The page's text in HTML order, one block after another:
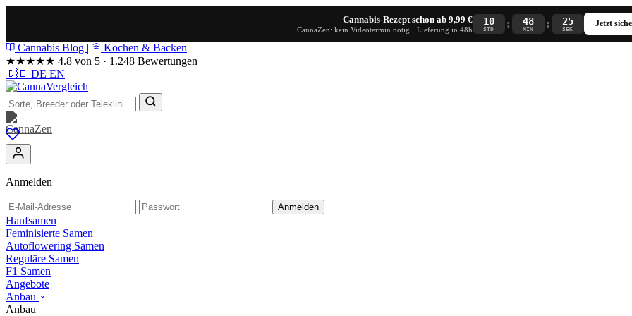
Cannabis-Rezept schon ab 9,99 €
CannaZen: kein Videotermin nötig · Lieferung in 48h
10
STD : 48
MIN : 24
SEK
Jetzt
Cannabis Blog |
Kochen & Backen
★★★★★ 4.8 von 5 · 1.248 Bewertungen
🇩🇪 DE EN
Anmelden
Anmelden
Hanfsamen
Feminisierte Samen
Autoflowering Samen
Reguläre Samen
F1 Samen
Angebote
Anbau
Anbau